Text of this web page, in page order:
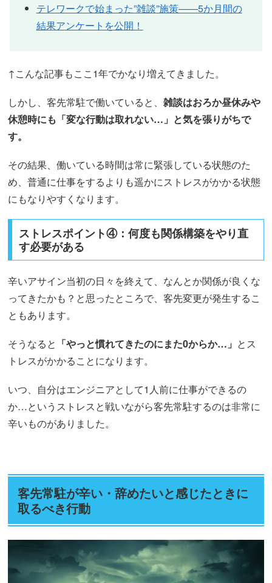
テレワークで始まった”雑談”施策――5か月間の
結果アンケートを公開！
↑こんな記事もここ1年でかなり増えてきました。
しかし、客先常駐で働いていると、雑談はおろか昼休みや
休憩時にも「変な行動は取れない…」と気を張りがちで
す。
その結果、働いている時間は常に緊張している状態のた
め、普通に仕事をするよりも遥かにストレスがかかる状態
にもなりやすくなります。
ストレスポイント④：何度も関係構築をやり直
す必要がある
辛いアサイン当初の日々を終えて、なんとか関係が良くな
ってきたかも？と思ったところで、客先変更が発生するこ
ともあります。
そうなると 「やっと慣れてきたのにまた0からか…」 とス
トレスがかかることになります。
いつ、自分はエンジニアとして1人前に仕事ができるの
か…というストレスと戦いながら客先常駐するのは非常に
辛いものがありました。
客先常駐が辛い・辞めたいと感じたときに
取るべき行動